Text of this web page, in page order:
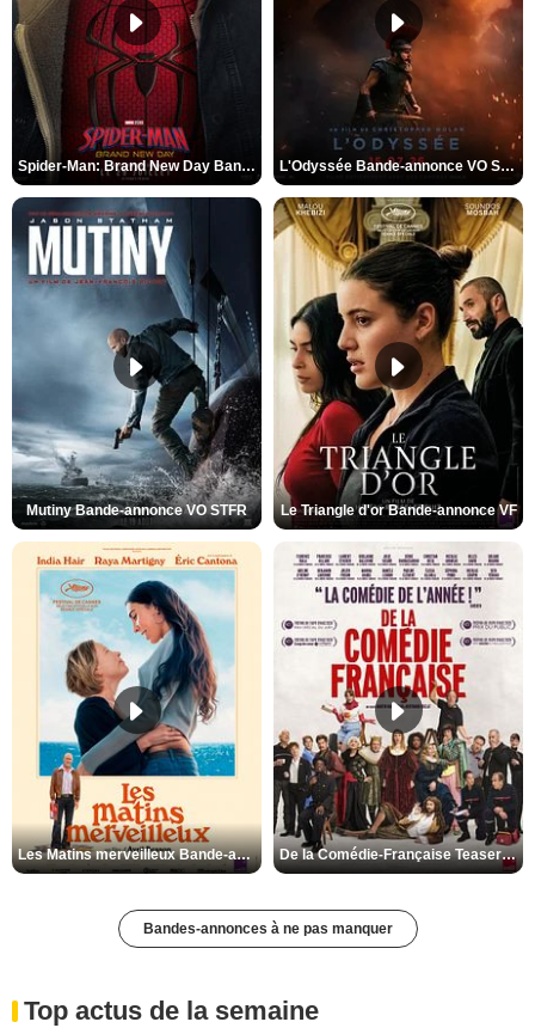
Spider-Man: Brand New Day Bande-annonce VO STFR L'Odyssée Bande-annonce VO STFR
Mutiny Bande-annonce VO STFR Le Triangle d'or Bande-annonce VF
Les Matins merveilleux Bande-annonce VF De la Comédie-Française Teaser VF
Bandes-annonces à ne pas manquer
Top actus de la semaine